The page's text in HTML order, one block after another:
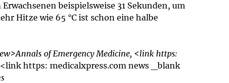
beispielsweise 31 Sekunden, um
Hitze wie 65 °C ist schon eine halbe
of Emergency Medicine, <link https:
<link https: medicalxpress.com news _blank